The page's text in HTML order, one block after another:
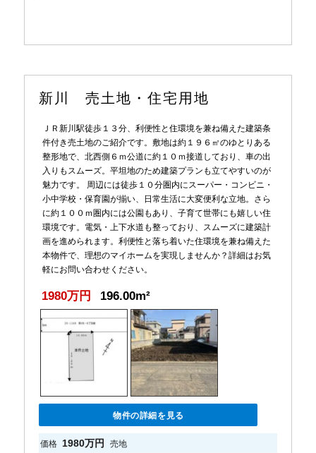
新川 売土地・住宅用地
ＪＲ新川駅徒歩１３分、利便性と住環境を兼ね備えた建築条
件付き売土地のご紹介です。敷地は約１９６㎡のゆとりある
整形地で、北西側６ｍ公道に約１０ｍ接道しており、車の出
入りもスムーズ。平坦地のため建築プランも立てやすいのが
魅力です。 周辺には徒歩１０分圏内にスーパー・コンビニ・
小中学校・保育園が揃い、日常生活に大変便利な立地。さら
に約１００ｍ圏内には公園もあり、子育て世帯にも嬉しい住
環境です。電気・上下水道も整っており、スムーズに建築計
画を進められます。利便性と落ち着いた住環境を兼ね備えた
本物件で、理想のマイホームを実現しませんか？詳細はお気
軽にお問い合わせください。
1980万円 196.00m²
物件の詳細を見る
価格 1980万円
売地